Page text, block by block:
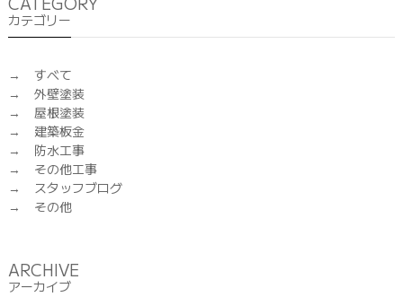
カテゴリー
すべて
外壁塗装
屋根塗装
建築板金
防水工事
その他工事
スタッフブログ
その他
ARCHIVE
アーカイブ